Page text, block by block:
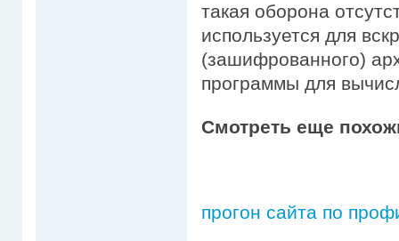
такая оборона
используется для
(зашифрованного)
программы для
Смотреть еще
прогон сайта по